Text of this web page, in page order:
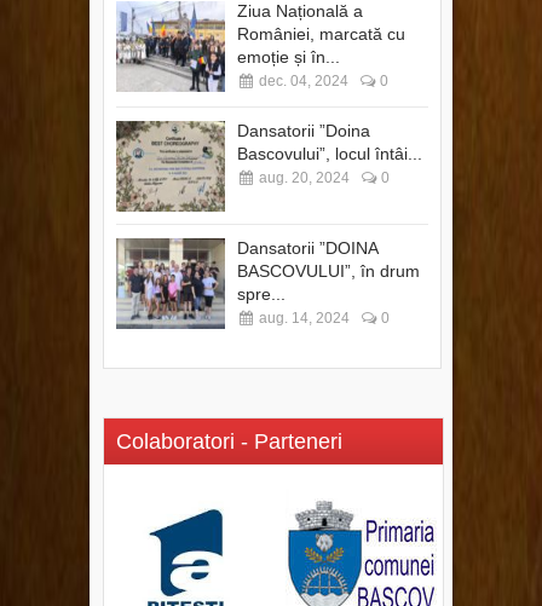
Ziua Națională a
României, marcată cu
emoție și în...
dec. 04, 2024 0
Dansatorii ”Doina
Bascovului”, locul întâi...
aug. 20, 2024 0
Dansatorii ”DOINA
BASCOVULUI”, în drum
spre...
aug. 14, 2024 0
Colaboratori - Parteneri